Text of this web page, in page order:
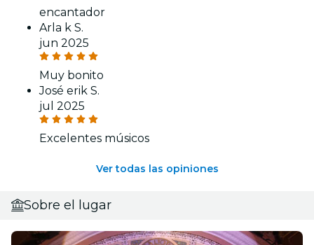
encantador
Arla k S.
jun 2025
Muy bonito
José erik S.
jul 2025
Excelentes músicos
Ver todas las opiniones
Sobre el lugar